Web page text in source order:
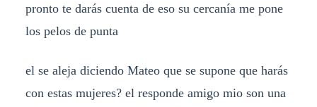
pronto te darás cuenta de eso su cercanía me pone
los pelos de punta
el se aleja diciendo Mateo que se supone que harás
con estas mujeres? el responde amigo mio son una